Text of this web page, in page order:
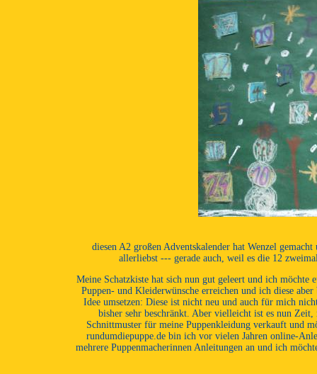
diesen A2 großen Adventskalender hat Wenzel
allerliebst --- gerade auch, weil es die 12
Meine Schatzkiste hat sich nun gut geleert und ich
Puppen- und Kleiderwünsche erreichen und ich diese
Idee umsetzen: Diese ist nicht neu und auch für mich
bisher sehr beschränkt. Aber vielleicht ist es nun
Schnittmuster für meine Puppenkleidung verkauft und
rundumdiepuppe.de bin ich vor vielen Jahren online-
mehrere Puppenmacherinnen Anleitungen an und ich